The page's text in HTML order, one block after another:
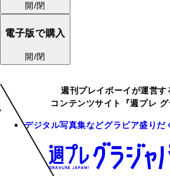
開/閉
電子版で購入
開/閉
週刊プレイボーイが運営す
コンテンツサイト『週プレ グ
デジタル写真集などグラビア盛りだ